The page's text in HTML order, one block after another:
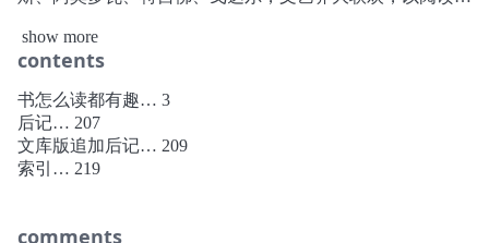
——————
走着读，躺着读，在泳池里读，在公交车上读……
名翻译家/散文家青山南在这本读书随笔中以自己读书、翻
译书的经验，细数了读书的种种快乐，更提供了海量阅读书
目，让所有喜欢书的读者在这本书发现与读书同好之间的深
切共鸣！
show more
contents
书怎么读都有趣… 3
后记… 207
文库版追加后记… 209
索引… 219
comments